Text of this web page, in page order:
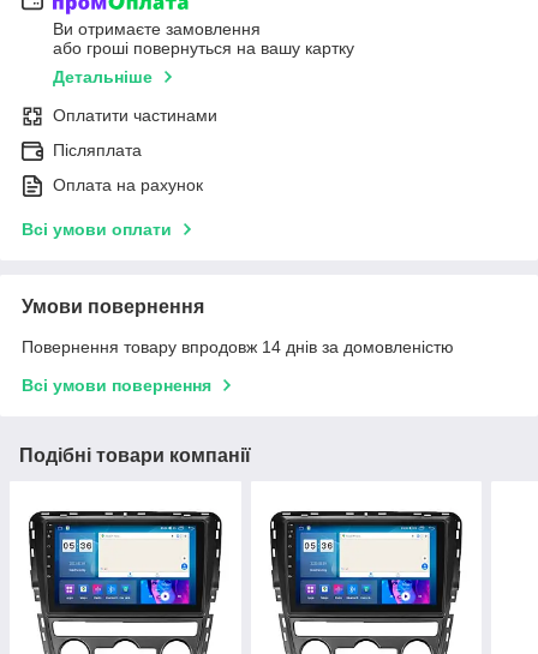
Ви отримаєте замовлення
або гроші повернуться на вашу картку
Детальніше
Оплатити частинами
Післяплата
Оплата на рахунок
Всі умови оплати
Умови повернення
Повернення товару впродовж 14 днів за домовленістю
Всі умови повернення
Подібні товари компанії